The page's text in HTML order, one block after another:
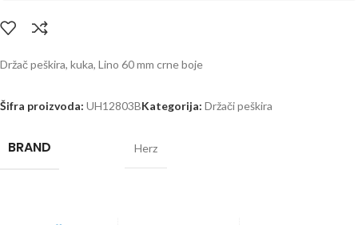
Držač peškira, kuka, Lino 60 mm crne boje
Šifra proizvoda: UH12803BKategorija: Držači peškira
BRAND Herz